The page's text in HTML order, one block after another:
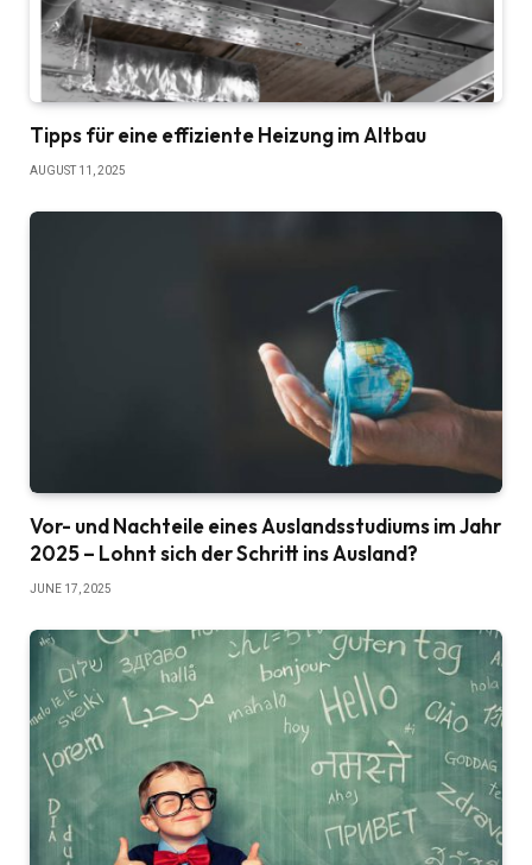
Tipps für eine effiziente Heizung im Altbau
AUGUST 11, 2025
Vor- und Nachteile eines Auslandsstudiums im Jahr
2025 – Lohnt sich der Schritt ins Ausland?
JUNE 17, 2025